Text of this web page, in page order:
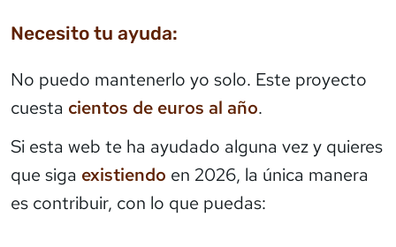
Necesito tu ayuda:
No puedo mantenerlo yo solo. Este proyecto
cuesta cientos de euros al año.
Si esta web te ha ayudado alguna vez y quieres
que siga existiendo en 2026, la única manera
es contribuir, con lo que puedas: